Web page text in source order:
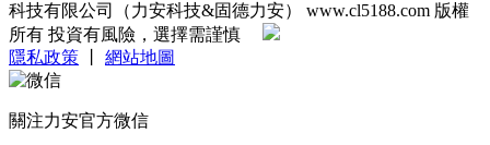
科技有限公司（力安科技&固德力安） www.cl5188.com 版權
所有 投資有風險，選擇需謹慎
隱私政策
網站地圖
關注力安官方微信